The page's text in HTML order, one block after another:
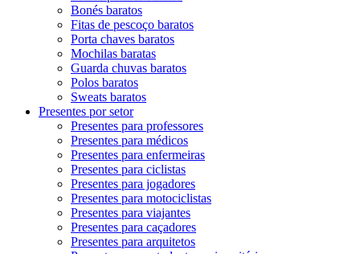
Bonés baratos
Fitas de pescoço baratos
Porta chaves baratos
Mochilas baratas
Guarda chuvas baratos
Polos baratos
Sweats baratos
Presentes por setor
Presentes para professores
Presentes para médicos
Presentes para enfermeiras
Presentes para ciclistas
Presentes para jogadores
Presentes para motociclistas
Presentes para viajantes
Presentes para caçadores
Presentes para arquitetos